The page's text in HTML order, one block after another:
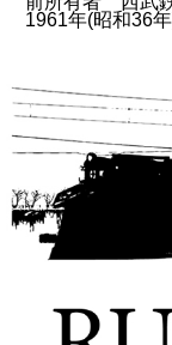
1961年(昭和36